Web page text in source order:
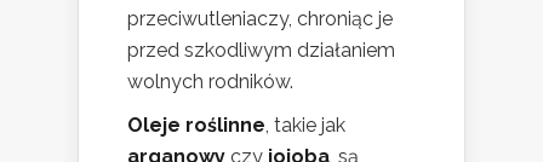
przeciwutleniaczy, chroniąc je
przed szkodliwym działaniem
wolnych rodników.
Oleje roślinne , takie jak
arganowy czy jojoba , są